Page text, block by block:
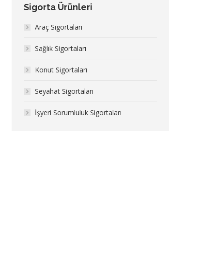
Sigorta Ürünleri
Araç Sigortaları
Sağlık Sigortaları
Konut Sigortaları
Seyahat Sigortaları
İşyeri Sorumluluk Sigortaları